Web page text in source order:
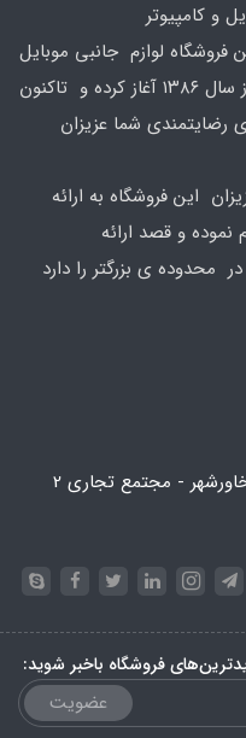
و کامپیوتر
فروشگاه لوازم جانبی موبایل
و کامپیوتر در محدوده که کار خود را از سال ۱۳۸۶ آغاز کرده و تاکنون
رضایتمندی شما عزیزان
این فروشگاه به ارائه
و قصد ارائه
محدوده ی بزرگتر را دارد
تهران - جاده امام رضا - شهرک خاورشهر - مجتمع تجاری 2
فروشگاه باخبر شوید:
عضویت